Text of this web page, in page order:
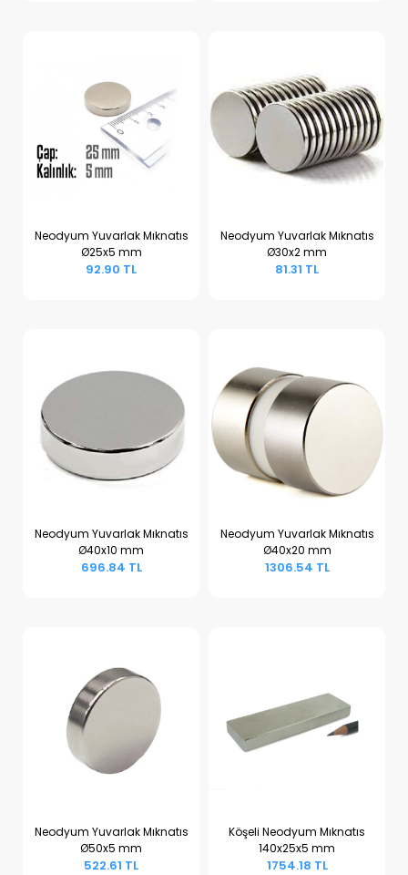
Sepete Ekle
Neodyum Yuvarlak Mıknatıs
Ø25x5 mm
92.90 TL
Sepete Ekle
Neodyum Yuvarlak Mıknatıs
Ø30x2 mm
81.31 TL
Sepete Ekle
Neodyum Yuvarlak Mıknatıs
Ø40x10 mm
696.84 TL
Sepete Ekle
Neodyum Yuvarlak Mıknatıs
Ø40x20 mm
1306.54 TL
Sepete Ekle
Neodyum Yuvarlak Mıknatıs
Ø50x5 mm
522.61 TL
Sepete Ekle
Köşeli Neodyum Mıknatıs
140x25x5 mm
1754.18 TL